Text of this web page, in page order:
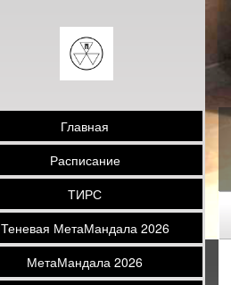
Главная
Расписание
ТИРС
Теневая МетаМандала 2026
МетаМандала 2026